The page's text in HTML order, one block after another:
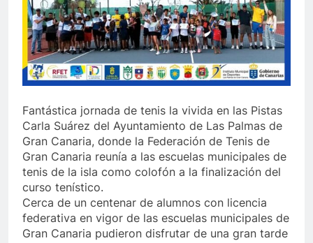
Fantástica jornada de tenis la vivida en las Pistas
Carla Suárez del Ayuntamiento de Las Palmas de
Gran Canaria, donde la Federación de Tenis de
Gran Canaria reunía a las escuelas municipales de
tenis de la isla como colofón a la finalización del
curso tenístico.
Cerca de un centenar de alumnos con licencia
federativa en vigor de las escuelas municipales de
Gran Canaria pudieron disfrutar de una gran tarde